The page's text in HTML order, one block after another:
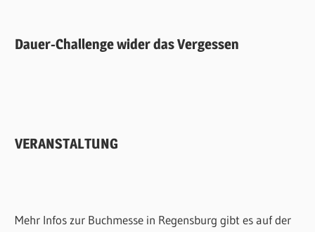
Dauer-Challenge wider das Vergessen
VERANSTALTUNG
Mehr Infos zur Buchmesse in Regensburg gibt es auf der